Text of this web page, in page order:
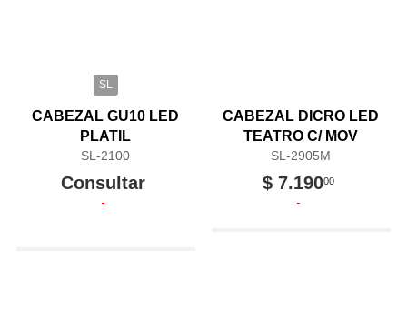
SL
CABEZAL GU10 LED
PLATIL
SL-2100
Consultar
CABEZAL DICRO LED
TEATRO C/ MOV
SL-2905M
$ 7.19000